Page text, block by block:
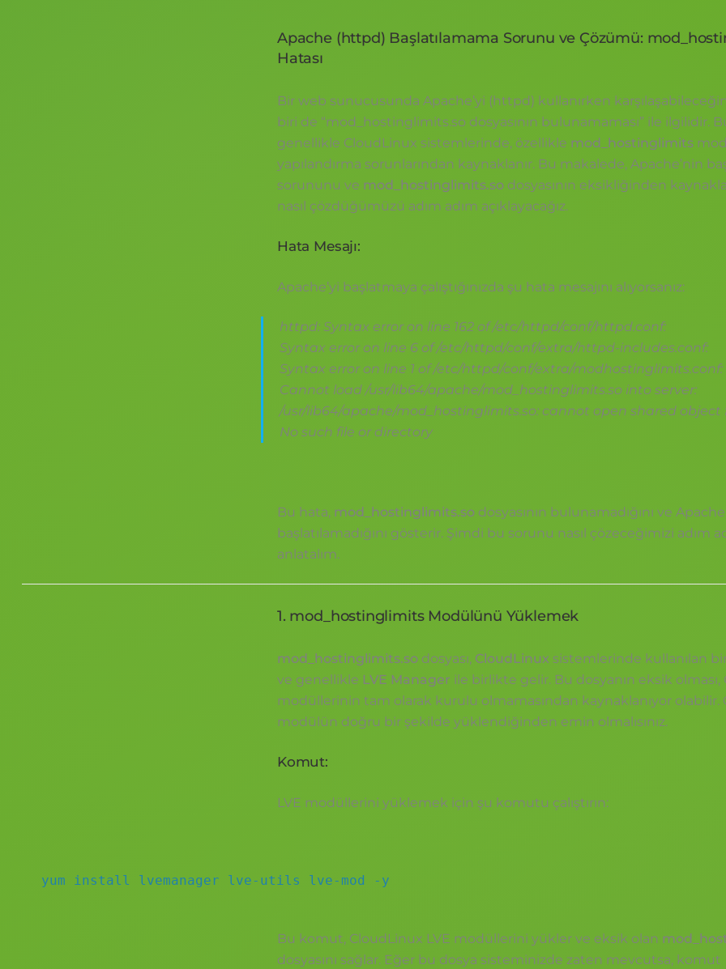
Apache (httpd) Başlatılamama Sorunu ve Çözümü:
Hatası
Bir web sunucusunda Apache’yi (httpd) kullanırken
biri de “mod_hostinglimits.so dosyasının bulunamaması” ile ilgilidir.
genellikle CloudLinux sistemlerinde, özellikle mod_hostinglimits
yapılandırma sorunlarından kaynaklanır. Bu makalede, Apache’nin
sorununu ve mod_hostinglimits.so dosyasının eksikliğinden
nasıl çözdüğümüzü adım adım açıklayacağız.
Hata Mesajı:
Apache’yi başlatmaya çalıştığınızda şu hata mesajını alıyorsanız:
httpd: Syntax error on line 162 of /etc/httpd/conf/httpd.conf:
Syntax error on line 6 of /etc/httpd/conf/extra/httpd-includes.conf:
Syntax error on line 1 of /etc/httpd/conf/extra/modhostinglimits.conf:
Cannot load /usr/lib64/apache/mod_hostinglimits.so into server:
/usr/lib64/apache/mod_hostinglimits.so: cannot open shared object
No such file or directory
Bu hata, mod_hostinglimits.so dosyasının bulunamadığını ve
başlatılamadığını gösterir. Şimdi bu sorunu nasıl çözeceğimizi adım
anlatalım.
1. mod_hostinglimits Modülünü Yüklemek
mod_hostinglimits.so dosyası, CloudLinux sistemlerinde kullanılan
ve genellikle LVE Manager ile birlikte gelir. Bu dosyanın eksik
modüllerinin tam olarak kurulu olmamasından kaynaklanıyor olabilir.
modülün doğru bir şekilde yüklendiğinden emin olmalısınız.
Komut:
LVE modüllerini yüklemek için şu komutu çalıştırın:
yum install lvemanager lve-utils lve-mod -y
Bu komut, CloudLinux LVE modüllerini yükler ve eksik olan
dosyasını sağlar. Eğer bu dosya sisteminizde zaten mevcutsa, komut